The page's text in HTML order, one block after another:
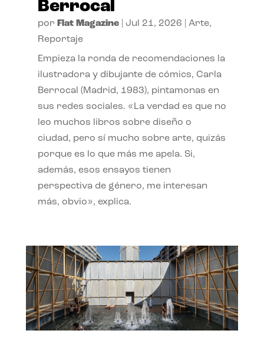
Berrocal
por Flat Magazine| Jul 21, 2026 Arte,
Reportaje
Empieza la ronda de recomendaciones la
ilustradora y dibujante de cómics, Carla
Berrocal (Madrid, 1983), pintamonas en
sus redes sociales. «La verdad es que no
leo muchos libros sobre diseño o
ciudad, pero sí mucho sobre arte, quizás
porque es lo que más me apela. Si,
además, esos ensayos tienen
perspectiva de género, me interesan
más, obvio», explica.